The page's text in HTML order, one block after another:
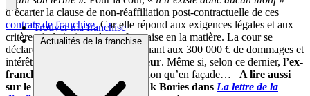
Trouver ma franchise
Actualités de la franchise
d’écarter la clause de non-réaffiliation post-contractuelle de ces
contrats de franchise.Car elle répond aux exigences légales et aux
critères de la jurisprudence française en la matière. La cour se
déclare toutefois incompétente quant aux 300 000 € de dommages et
intérêts réclamés par le
franchiseur. Même si, selon ce dernier, l’ex-
franchisé
n’a régularisé sa situation qu’en façade… A lire aussi
sur le sujet : -L’article de Anouk Bories dans La lettre de la